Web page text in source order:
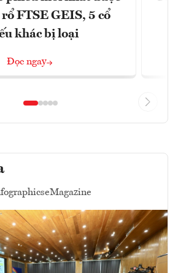
FTSE GEIS, 5 cổ
khác bị loại
Đọc ngay
eMagazine